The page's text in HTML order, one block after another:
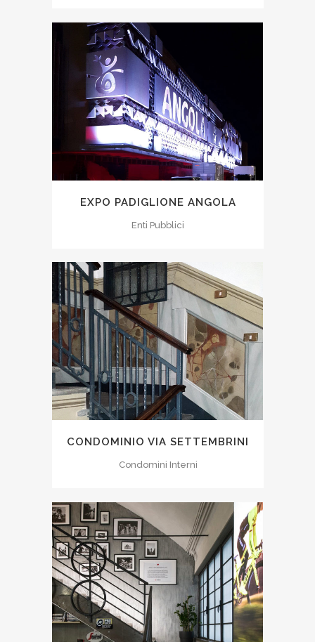
EXPO PADIGLIONE ANGOLA
Enti Pubblici
CONDOMINIO VIA SETTEMBRINI
Condomini Interni